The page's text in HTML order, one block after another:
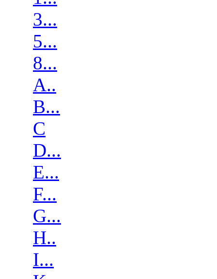
3...
5...
8...
A..
B...
C
D...
E...
F...
G...
H..
I...